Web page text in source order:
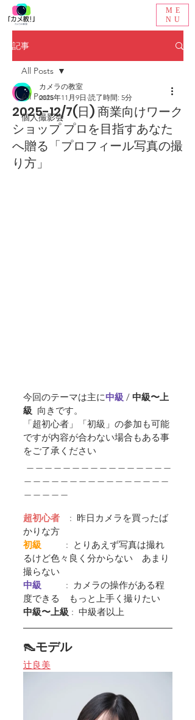
ME
NU
記事
All Posts
個人撮影会
All Posts
2025-12/7(日) 商業向けワーク
ショップ プロを目指すあなた
へ贈る「プロフィール写真の撮
り方」
カメラの教室
2025年11月9日 読了時間: 5分
今回のテーマは主に中級 / 中級〜上
級 向きです。
「超初心者」「初級」の参加も可能
ですが内容が合わない場合もある事
をご了承ください
超初心者 :  昨日カメラを買ったば
かりな方
初級
:  とりあえず写真は撮れ
るけど色々良く分からない　あまり
撮らない
中級
:  カメラの操作がある程
度できる　もっと上手く撮りたい
中級〜上級 :  中級者以上
👠モデル
辻良美